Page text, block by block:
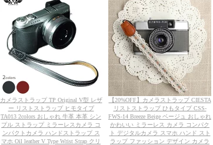
カメラストラップ TP Original V型 レザ
ー リストストラップ ヒモタイプ
TA013 2colors おしゃれ 牛革 本革 シン
プル ストラップ ミラーレスカメラ コ
ンパクトカメラ ハンドストラップ ス
マホ Oil leather V Type Wrist Strap クリ
【20%OFF】カメラストラップ CIESTA
リストストラップ ひもタイプ CSS-
FWS-14 Breeze Beige ベージュ おしゃれ
かわいい ミラーレス カメラ コンパク
ト デジタルカメラ スマホ ハンド スト
ラップ ファッション デザイン カメラ